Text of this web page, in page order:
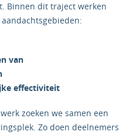
Binnen dit traject werken
van
effectiviteit
zoeken we samen een
Zo doen deelnemers